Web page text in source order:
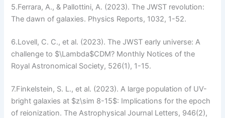
5.Ferrara, A., & Pallottini, A. (2023). The JWST revolution:
The dawn of galaxies. Physics Reports, 1032, 1-52.
6.Lovell, C. C., et al. (2023). The JWST early universe: A
challenge to $\Lambda$CDM? Monthly Notices of the
Royal Astronomical Society, 526(1), 1-15.
7.Finkelstein, S. L., et al. (2023). A large population of UV-
bright galaxies at $z\sim 8-15$: Implications for the epoch
of reionization. The Astrophysical Journal Letters, 946(2),